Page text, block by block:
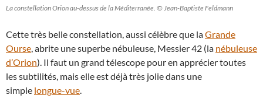
La constellation Orion au-dessus de la Méditerranée. © Jean-Baptiste Feldmann
Cette très belle constellation, aussi célèbre que laGrande
Ourse, abrite une superbe nébuleuse, Messier 42 (la nébuleuse
d’Orion). Il faut un grand télescope pour en apprécier toutes
les subtilités, mais elle est déjà très jolie dans une
simple longue-vue.